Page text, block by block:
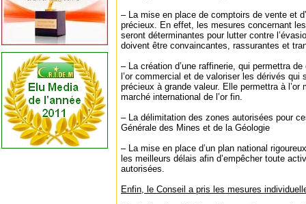
– La mise en place de comptoirs de vente et
précieux. En effet, les mesures concernant
seront déterminantes pour lutter contre
doivent être convaincantes, rassurantes et
– La création d’une raffinerie, qui permettra
l’or commercial et de valoriser les dérivés qui
précieux à grande valeur. Elle permettra à l’or
marché international de l’or fin.
– La délimitation des zones autorisées pour
Générale des Mines et de la Géologie
– La mise en place d’un plan national
les meilleurs délais afin d’empêcher toute
autorisées.
Enfin, le Conseil a pris les mesures